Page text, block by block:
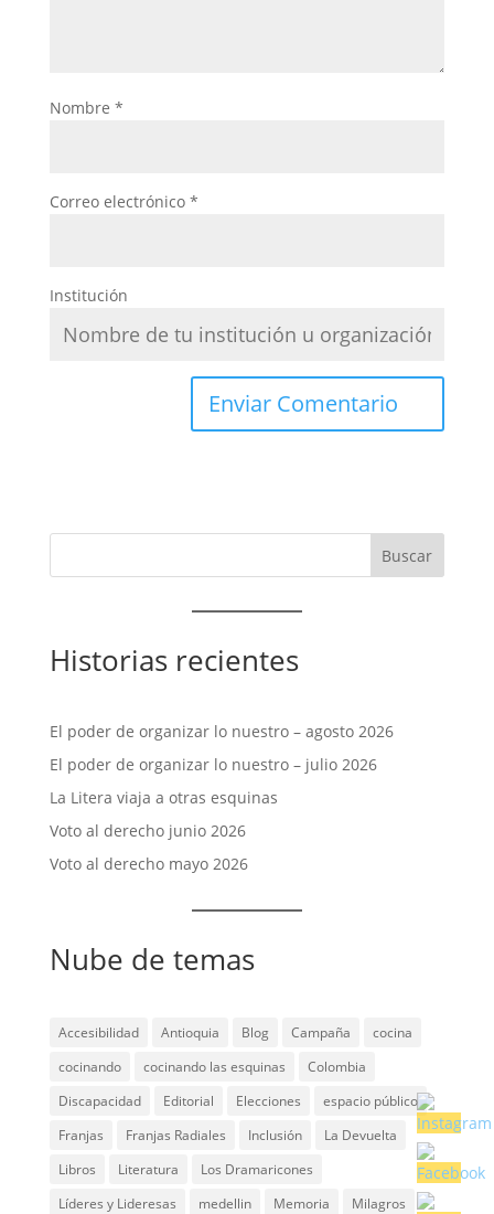
Nombre *
Correo electrónico *
Institución
Historias recientes
El poder de organizar lo nuestro – agosto 2026
El poder de organizar lo nuestro – julio 2026
La Litera viaja a otras esquinas
Voto al derecho junio 2026
Voto al derecho mayo 2026
Nube de temas
Accesibilidad Antioquia Blog Campaña
cocina
cocinando
cocinando las esquinas
Colombia
Discapacidad
Editorial Elecciones
espacio público
Franjas
Franjas Radiales Inclusión
La Devuelta
Libros
Literatura
Los Dramaricones
Líderes y Lideresas
medellin Memoria
Milagros